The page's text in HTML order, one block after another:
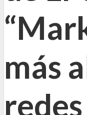
más